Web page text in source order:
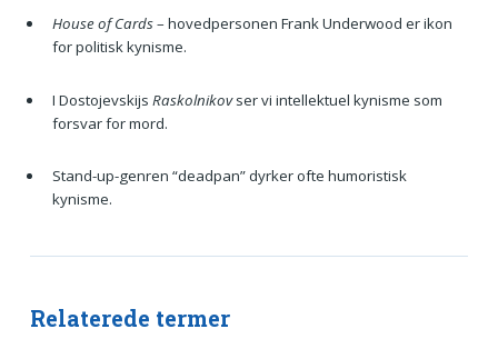
House of Cards– hovedpersonen Frank Underwood er ikon
for politisk kynisme.
I Dostojevskijs Raskolnikovser vi intellektuel kynisme som
forsvar for mord.
Stand-up-genren “deadpan” dyrker ofte humoristisk
kynisme.
Relaterede termer